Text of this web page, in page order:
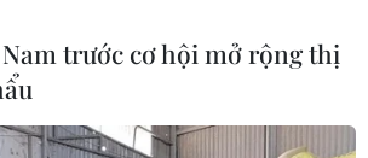
trước cơ hội mở rộng thị